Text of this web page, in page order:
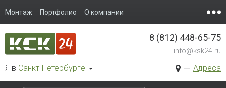
Монтаж Портфолио О компании
Я в Санкт-Петербурге Адреса
8 (812) 448-65-75
info@ksk24.ru